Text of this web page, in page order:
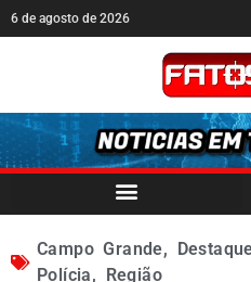
6 de agosto de 2026
Campo Grande,
Polícia, Região